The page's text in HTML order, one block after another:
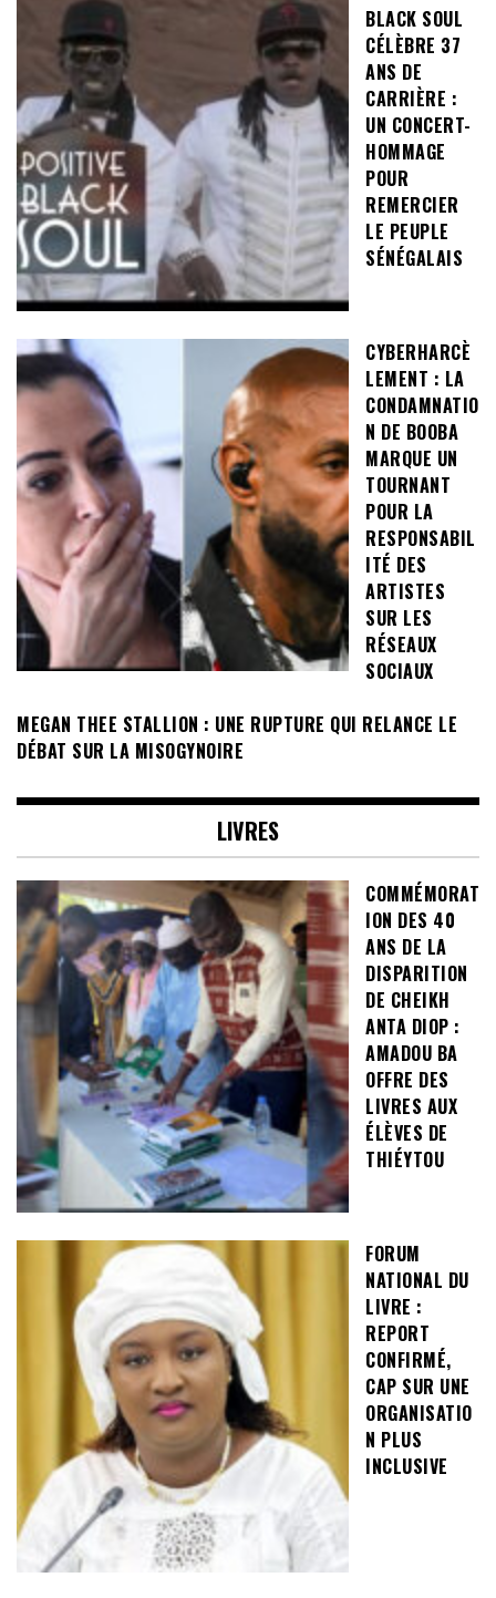
BLACK SOUL
CÉLÈBRE 37
ANS DE
CARRIÈRE :
UN CONCERT-
HOMMAGE
POUR
REMERCIER
LE PEUPLE
SÉNÉGALAIS
CYBERHARCÈ
LEMENT : LA
CONDAMNATIO
N DE BOOBA
MARQUE UN
TOURNANT
POUR LA
RESPONSABIL
ITÉ DES
ARTISTES
SUR LES
RÉSEAUX
SOCIAUX
MEGAN THEE STALLION : UNE RUPTURE QUI RELANCE LE
DÉBAT SUR LA MISOGYNOIRE
LIVRES
COMMÉMORAT
ION DES 40
ANS DE LA
DISPARITION
DE CHEIKH
ANTA DIOP :
AMADOU BA
OFFRE DES
LIVRES AUX
ÉLÈVES DE
THIÉYTOU
FORUM
NATIONAL DU
LIVRE :
REPORT
CONFIRMÉ,
CAP SUR UNE
ORGANISATIO
N PLUS
INCLUSIVE